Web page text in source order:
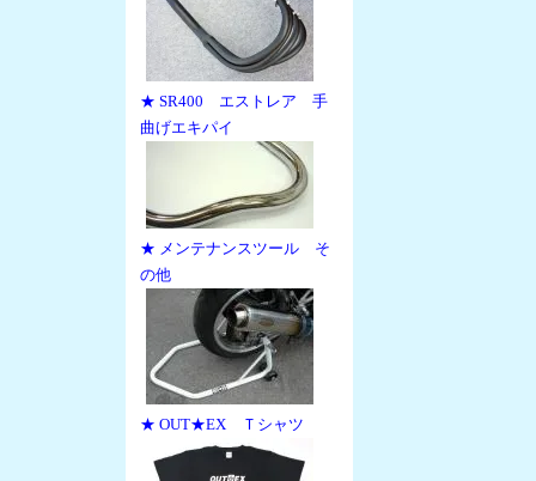
★ SR400 エストレア 手
曲げエキパイ
★ メンテナンスツール そ
の他
★ OUT★EX Ｔシャツ